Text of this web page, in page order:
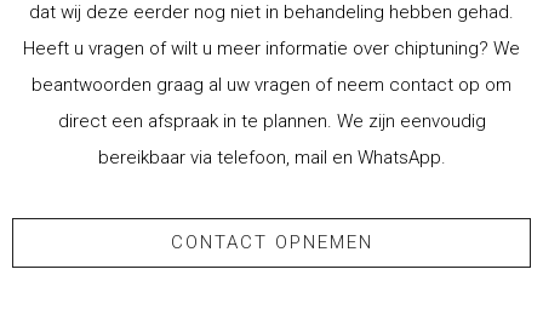
dat wij deze eerder nog niet in behandeling hebben gehad.
Heeft u vragen of wilt u meer informatie over chiptuning? We
beantwoorden graag al uw vragen of neem contact op om
direct een afspraak in te plannen. We zijn eenvoudig
bereikbaar via telefoon, mail en WhatsApp.
CONTACT OPNEMEN